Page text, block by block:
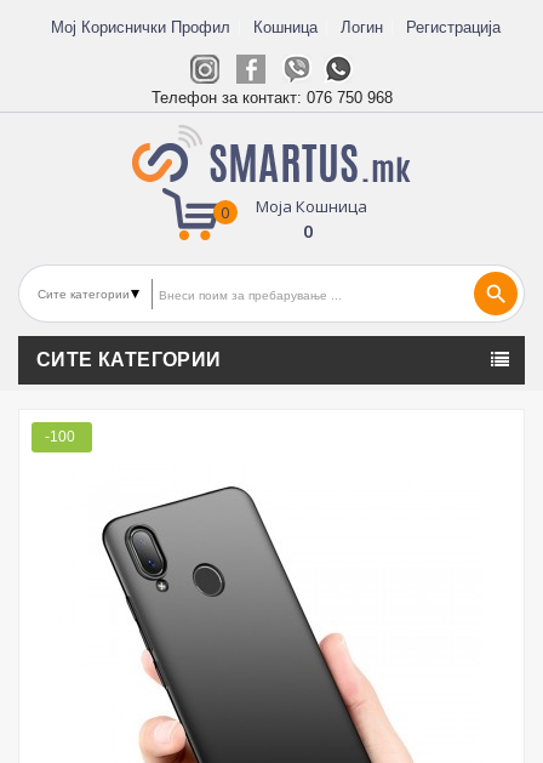
Мој Кориснички Профил Кошница Логин Регистрација
Телефон за контакт: 076 750 968
Моја Кошница
0
0
search
СИТЕ КАТЕГОРИИ
-100